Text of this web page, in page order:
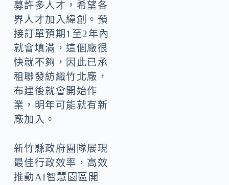
募許多人才，希望各
界人才加入緯創。預
接訂單預期1至2年內
就會填滿，這個廠很
快就不夠，因此已承
租聯發紡織竹北廠，
布建後就會開始作
業，明年可能就有新
廠加入。
新竹縣政府團隊展現
最佳行政效率，高效
推動AI智慧園區開